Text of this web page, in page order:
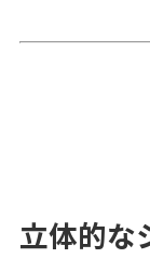
立体的な